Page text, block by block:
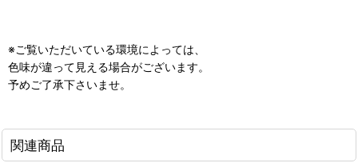
※ご覧いただいている環境によっては、
色味が違って見える場合がございます。
予めご了承下さいませ。
関連商品